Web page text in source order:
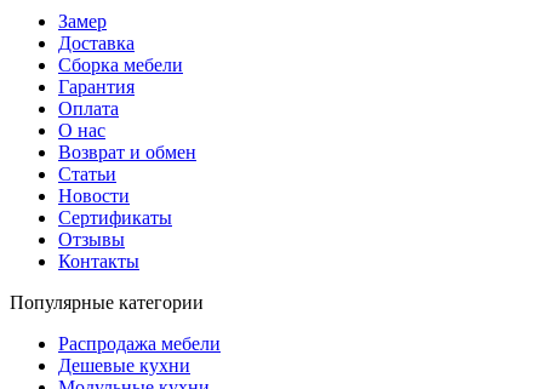
Замер
Доставка
Сборка мебели
Гарантия
Оплата
О нас
Возврат и обмен
Статьи
Новости
Сертификаты
Отзывы
Контакты
Популярные категории
Распродажа мебели
Дешевые кухни